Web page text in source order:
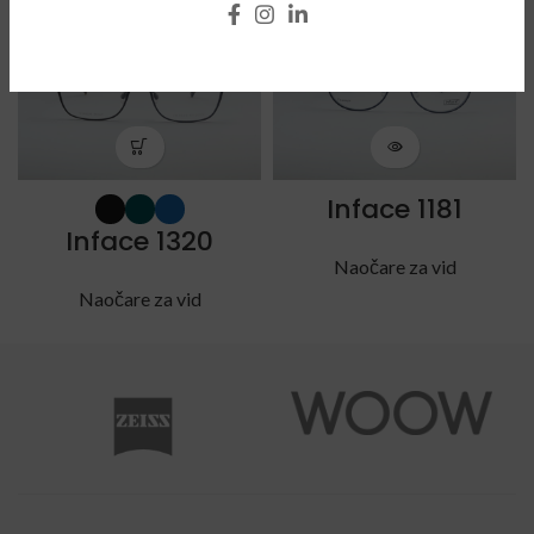
Inface 1320
Naočare za vid
Inface 1181
Naočare za vid